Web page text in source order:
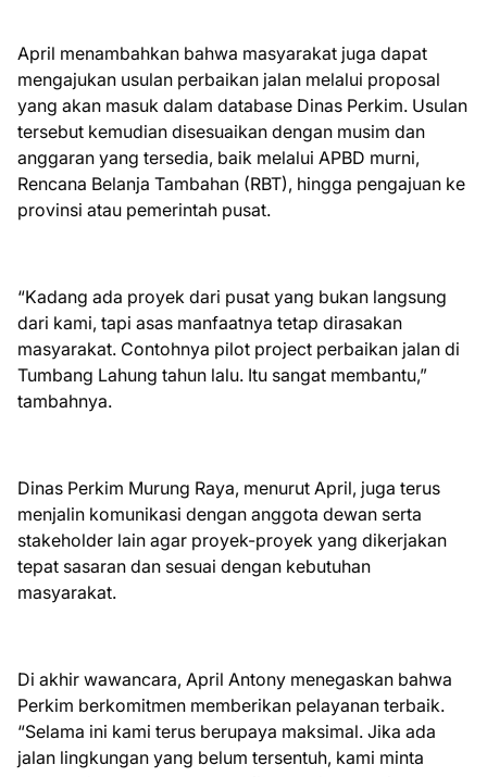
April menambahkan bahwa masyarakat juga dapat
mengajukan usulan perbaikan jalan melalui proposal
yang akan masuk dalam database Dinas Perkim. Usulan
tersebut kemudian disesuaikan dengan musim dan
anggaran yang tersedia, baik melalui APBD murni,
Rencana Belanja Tambahan (RBT), hingga pengajuan ke
provinsi atau pemerintah pusat.
“Kadang ada proyek dari pusat yang bukan langsung
dari kami, tapi asas manfaatnya tetap dirasakan
masyarakat. Contohnya pilot project perbaikan jalan di
Tumbang Lahung tahun lalu. Itu sangat membantu,”
tambahnya.
Dinas Perkim Murung Raya, menurut April, juga terus
menjalin komunikasi dengan anggota dewan serta
stakeholder lain agar proyek-proyek yang dikerjakan
tepat sasaran dan sesuai dengan kebutuhan
masyarakat.
Di akhir wawancara, April Antony menegaskan bahwa
Perkim berkomitmen memberikan pelayanan terbaik.
“Selama ini kami terus berupaya maksimal. Jika ada
jalan lingkungan yang belum tersentuh, kami minta